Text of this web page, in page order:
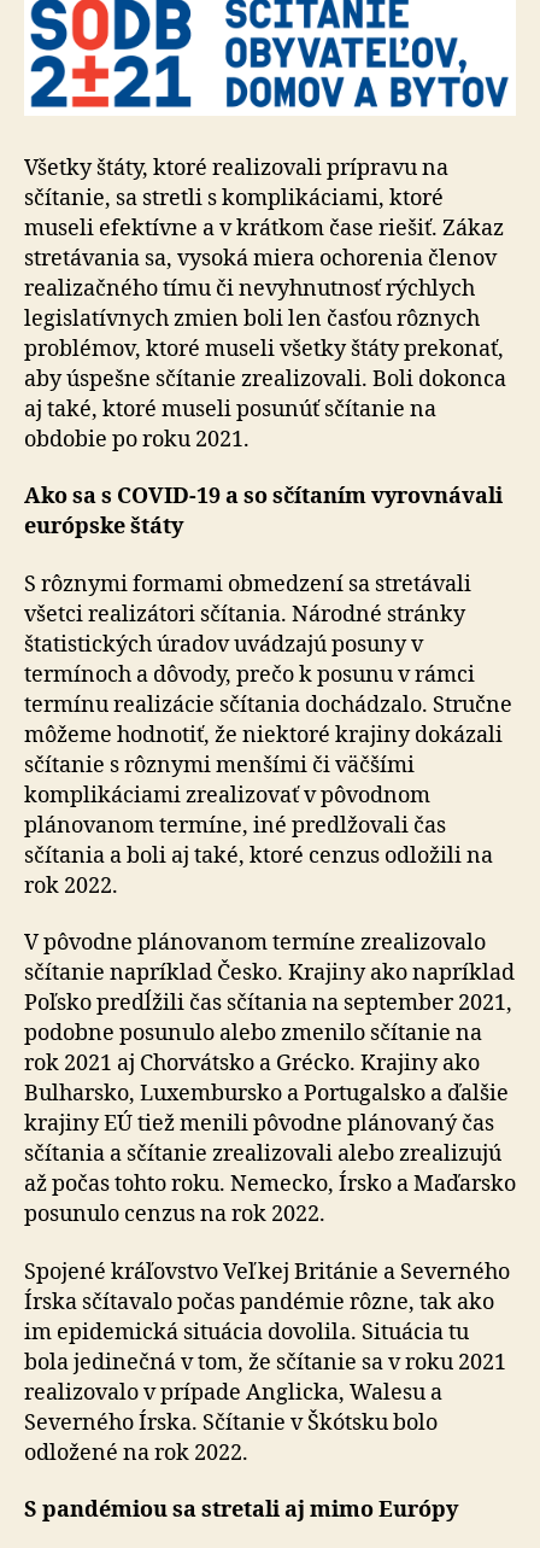
Všetky štáty, ktoré realizovali prípravu na
sčítanie, sa stretli s komplikáciami, ktoré
museli efektívne a v krátkom čase riešiť. Zákaz
stretávania sa, vysoká miera ochorenia členov
realizačného tímu či nevyhnutnosť rýchlych
legislatívnych zmien boli len časťou rôznych
problémov, ktoré museli všetky štáty prekonať,
aby úspešne sčítanie zrealizovali. Boli dokonca
aj také, ktoré museli posunúť sčítanie na
obdobie po roku 2021.
Ako sa s COVID-19 a so sčítaním vyrovnávali
európske štáty
S rôznymi formami obmedzení sa stretávali
všetci realizátori sčítania. Národné stránky
štatistických úradov uvádzajú posuny v
termínoch a dôvody, prečo k posunu v rámci
termínu realizácie sčítania dochádzalo. Stručne
môžeme hodnotiť, že niektoré krajiny dokázali
sčítanie s rôznymi menšími či väčšími
komplikáciami zrealizovať v pôvodnom
plánovanom termíne, iné predlžovali čas
sčítania a boli aj také, ktoré cenzus odložili na
rok 2022.
V pôvodne plánovanom termíne zrealizovalo
sčítanie napríklad Česko. Krajiny ako napríklad
Poľsko predĺžili čas sčítania na september 2021,
podobne posunulo alebo zmenilo sčítanie na
rok 2021 aj Chorvátsko a Grécko. Krajiny ako
Bulharsko, Luxembursko a Portugalsko a ďalšie
krajiny EÚ tiež menili pôvodne plánovaný čas
sčítania a sčítanie zrealizovali alebo zrealizujú
až počas tohto roku. Nemecko, Írsko a Maďarsko
posunulo cenzus na rok 2022.
Spojené kráľovstvo Veľkej Británie a Severného
Írska sčítavalo počas pandémie rôzne, tak ako
im epidemická situácia dovolila. Situácia tu
bola jedinečná v tom, že sčítanie sa v roku 2021
realizovalo v prípade Anglicka, Walesu a
Severného Írska. Sčítanie v Škótsku bolo
odložené na rok 2022.
S pandémiou sa stretali aj mimo Európy